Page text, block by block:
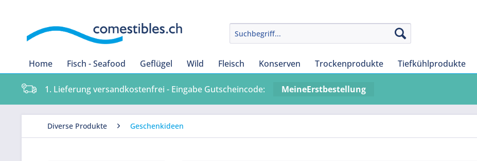
Home Fisch - Seafood Geflügel Wild Fleisch Konserven Trockenprodukte Tiefkühlprodukte
1. Lieferung versandkostenfrei - Eingabe Gutscheincode: MeineErstbestellung
Diverse Produkte Geschenkideen